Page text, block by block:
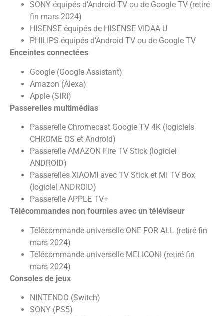
SONY équipés d’Android TV ou de Google TV (retiré
fin mars 2024)
HISENSE équipés de HISENSE VIDAA U
PHILIPS équipés d’Android TV ou de Google TV
Enceintes connectées
Google (Google Assistant)
Amazon (Alexa)
Apple (SIRI)
Passerelles multimédias
Passerelle Chromecast Google TV 4K (logiciels
CHROME OS et Android)
Passerelle AMAZON Fire TV Stick (logiciel
ANDROID)
Passerelles XIAOMI avec TV Stick et MI TV Box
(logiciel ANDROID)
Passerelle APPLE TV+
Télécommandes non fournies avec un téléviseur
Télécommande universelle ONE FOR ALL (retiré fin
mars 2024)
Télécommande universelle MELICONI (retiré fin
mars 2024)
Consoles de jeux
NINTENDO (Switch)
SONY (PS5)